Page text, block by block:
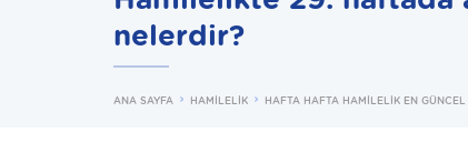
nelerdir?
ANA SAYFA HAMİLELİK HAFTA HAFTA HAMİLELİK EN